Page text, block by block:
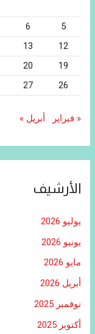
5
6
12
13
19
20
26
27
« فبراير أبريل »
الأرشيف
يوليو 2026
يونيو 2026
مايو 2026
أبريل 2026
نوفمبر 2025
أكتوبر 2025